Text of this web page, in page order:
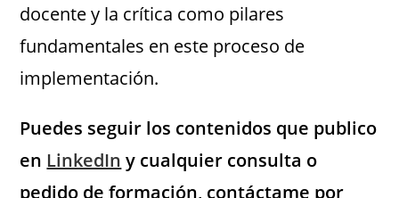
docente y la crítica como pilares
fundamentales en este proceso de
implementación.
Puedes seguir los contenidos que publico
en LinkedIn y cualquier consulta o
pedido de formación, contáctame por